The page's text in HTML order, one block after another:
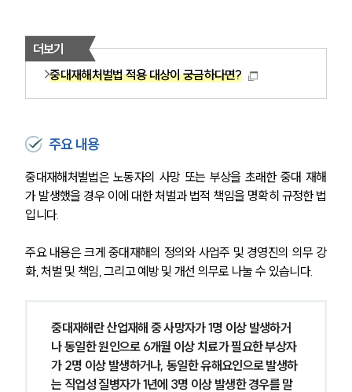
더보기
중대재해처벌법 적용 대상이 궁금하다면?
주요 내용
중대재해처벌법은 노동자의 사망 또는 부상을 초래한 중대 재해
가 발생했을 경우 이에 대한 처벌과 법적 책임을 명확히 규정한 법
입니다.
주요 내용은 크게 중대재해의 정의와 사업주 및 경영진의 의무 강
화, 처벌 및 책임, 그리고 예방 및 개선 의무로 나눌 수 있습니다.
중대재해란 산업재해 중 사망자가 1명 이상 발생하거
나 동일한 원인으로 6개월 이상 치료가 필요한 부상자
가 2명 이상 발생하거나, 동일한 유해요인으로 발생하
는 직업성 질병자가 1년에 3명 이상 발생한 경우를 말